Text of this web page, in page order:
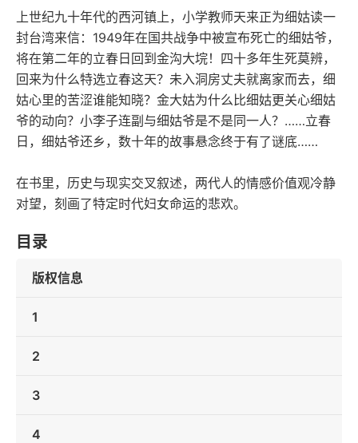
上世纪九十年代的西河镇上，小学教师天来正为细姑读一
封台湾来信：1949年在国共战争中被宣布死亡的细姑爷，
将在第二年的立春日回到金沟大垸！四十多年生死莫辨，
回来为什么特选立春这天？未入洞房丈夫就离家而去，细
姑心里的苦涩谁能知晓？金大姑为什么比细姑更关心细姑
爷的动向？小李子连副与细姑爷是不是同一人？……立春
日，细姑爷还乡，数十年的故事悬念终于有了谜底……
在书里，历史与现实交叉叙述，两代人的情感价值观冷静
对望，刻画了特定时代妇女命运的悲欢。
目录
版权信息
1
2
3
4